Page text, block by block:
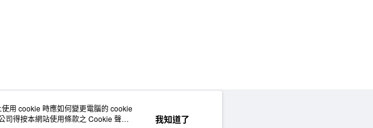
服務
會員服務
人才招募
用 cookie 時應如何變更電腦的 cookie
司得按本網站使用條款之 Cookie 聲明
我知道了